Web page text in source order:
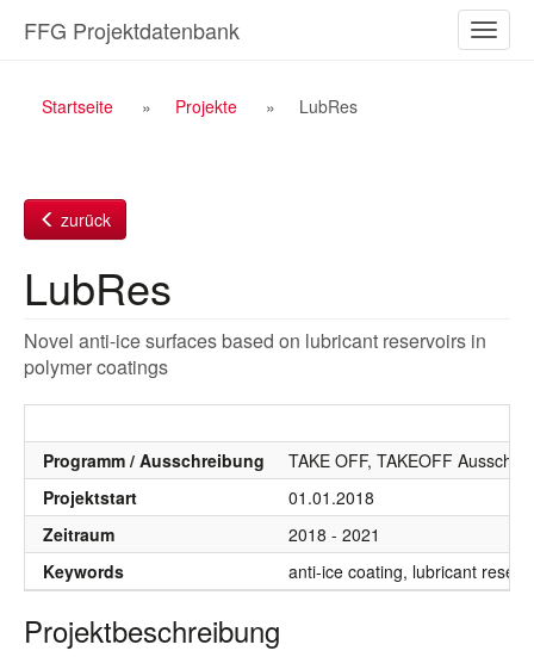
Inhalt
ein-/
FFG Projektdatenbank
Breadcrumb
Startseite Projekte LubRes
zurück
LubRes
Novel anti-ice surfaces based on lubricant reservoirs in
polymer coatings
Programm / Ausschreibung
TAKE OFF, TAKEOFF
Projektstart
01.01.2018
Zeitraum
2018 - 2021
Keywords
anti-ice coating, lubricant
Projektbeschreibung